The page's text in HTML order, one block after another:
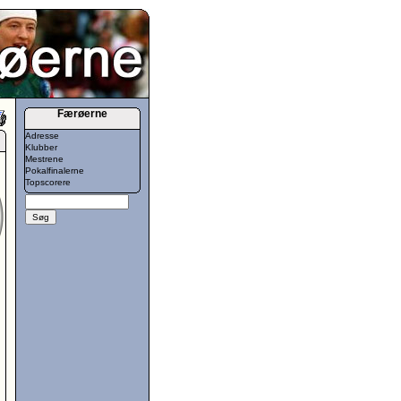
Færøerne
Adresse
Klubber
Mestrene
Pokalfinalerne
Topscorere